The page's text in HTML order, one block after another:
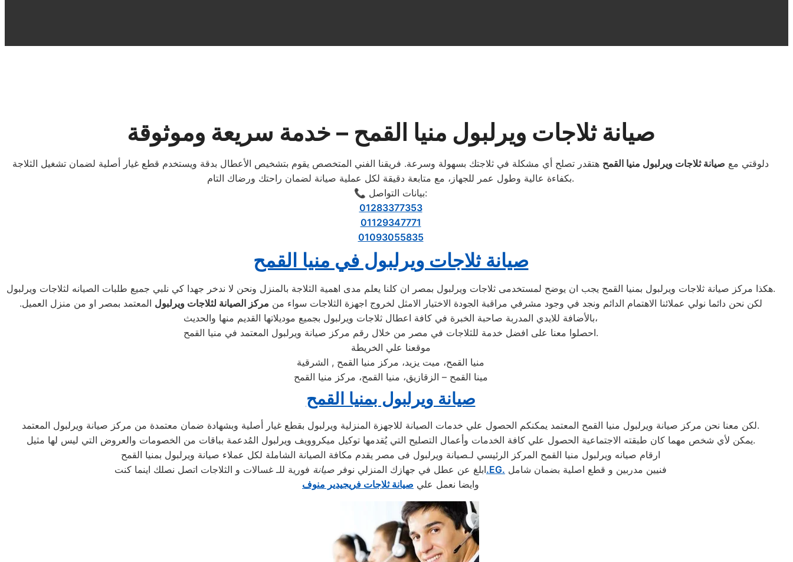
صيانة ثلاجات ويرلبول منيا القمح – خدمة سريعة وموثوقة
دلوقتي مع صيانة ثلاجات ويرلبول منيا القمح هتقدر تصلح أي مشكلة في ثلاجتك بسهولة وسرعة. فريقنا الفني المتخصص يقوم بتشخيص الأعطال بدقة ويستخدم قطع غيار أصلية لضمان تشغيل الثلاجة
بكفاءة عالية وطول عمر للجهاز، مع متابعة دقيقة لكل عملية صيانة لضمان راحتك ورضاك التام.
📞 بيانات التواصل:
01283377353
01129347771
01093055835
صيانة ثلاجات ويرلبول في منيا القمح
هكذا مركز صيانة ثلاجات ويرلبول بمنيا القمح يجب ان يوضح لمستخدمى ثلاجات ويرلبول بمصر ان كلنا يعلم مدى اهمية الثلاجة بالمنزل ونحن لا ندخر جهدا كي نلبي جميع طلبات الصيانه لثلاجات ويرلبول.
لكن نحن دائما نولي عملائنا الاهتمام الدائم ونجد في وجود مشرفي مراقبة الجودة الاختيار الامثل لخروج اجهزة الثلاجات سواء من مركز الصيانة لثلاجات ويرلبول المعتمد بمصر او من منزل العميل.
بالأضافة للايدي المدربة صاحبة الخبرة في كافة اعطال ثلاجات ويرلبول بجميع موديلاتها القديم منها والحديث،
احصلوا معنا على افضل خدمة للثلاجات في مصر من خلال رقم مركز صيانة ويرلبول المعتمد في منيا القمح.
موقعنا علي الخريطة
منيا القمح، ميت يزيد، مركز منيا القمح , الشرقية
مينا القمح – الزقازيق، منيا القمح، مركز منيا القمح
صيانة ويرلبول بمنيا القمح
لكن معنا نحن مركز صيانة ويرلبول منيا القمح المعتمد يمكنكم الحصول علي خدمات الصيانة للاجهزة المنزلية ويرلبول بقطع غيار أصلية وبشهادة ضمان معتمدة من مركز صيانة ويرلبول المعتمد.
يمكن لأي شخص مهما كان طبقته الاجتماعية الحصول علي كافة الخدمات وأعمال التصليح التي يُقدمها توكيل ميكروويف ويرلبول المُدعمة بباقات من الخصومات والعروض التي ليس لها مثيل.
ارقام صيانه ويرلبول منيا القمح المركز الرئيسي لـصيانة ويرلبول فى مصر يقدم مكافة الصيانة الشاملة لكل عملاء صيانة ويرلبول بمنيا القمح
ابلغ عن عطل في جهازك المنزلي نوفر صيانة فورية للـ غسالات و الثلاجات اتصل نصلك اينما كنت .EG. فنيين مدربين و قطع اصلية بضمان شامل
وايضا نعمل علي صيانة ثلاجات فريجيدير منوف